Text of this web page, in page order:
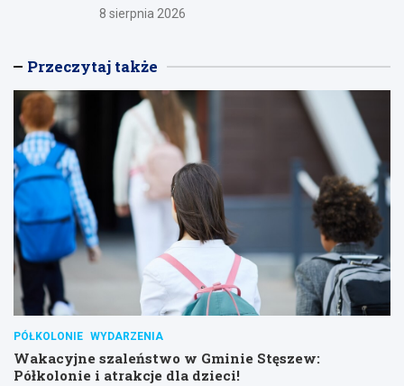
8 sierpnia 2026
Przeczytaj także
PÓŁKOLONIE WYDARZENIA
Wakacyjne szaleństwo w Gminie Stęszew:
Półkolonie i atrakcje dla dzieci!